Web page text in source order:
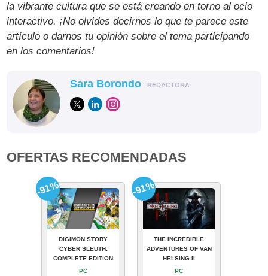
la vibrante cultura que se está creando en torno al ocio
interactivo. ¡No olvides decirnos lo que te parece este
artículo o darnos tu opinión sobre el tema participando
en los comentarios!
Sara Borondo REDACTORA
OFERTAS RECOMENDADAS
DIGIMON STORY
CYBER SLEUTH:
COMPLETE EDITION
PC
-91%
THE INCREDIBLE
ADVENTURES OF VAN
HELSING II
PC
-91%